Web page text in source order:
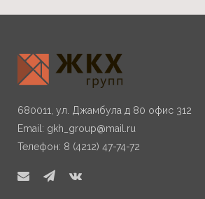
680011, ул. Джамбула д 80 офис 312
Email: gkh_group@mail.ru
Телефон: 8 (4212) 47-74-72